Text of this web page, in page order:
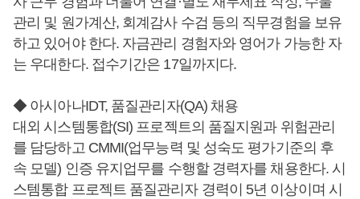
관리 및 원가계산, 회계감사 수검 등의 직무경험을 보유
하고 있어야 한다. 자금관리 경험자와 영어가 가능한 자
는 우대한다. 접수기간은 17일까지다.
◆ 아시아나IDT, 품질관리자(QA) 채용
대외 시스템통합(SI) 프로젝트의 품질지원과 위험관리
를 담당하고 CMMI(업무능력 및 성숙도 평가기준의 후
속 모델) 인증 유지업무를 수행할 경력자를 채용한다. 시
스템통합 프로젝트 품질관리자 경력이 5년 이상이며 시